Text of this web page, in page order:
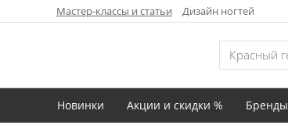
Мастер-классы и статьи Дизайн ногтей
Новинки Акции и скидки % Бренды